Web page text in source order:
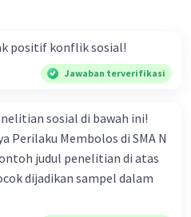
positif konflik sosial!
Jawaban terverifikasi
sosial di bawah ini!
Perilaku Membolos di SMA N
dijadikan sampel dalam